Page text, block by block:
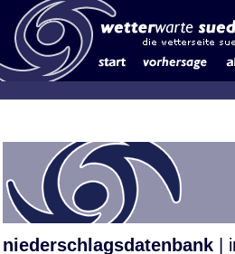
niederschlagsdatenbank